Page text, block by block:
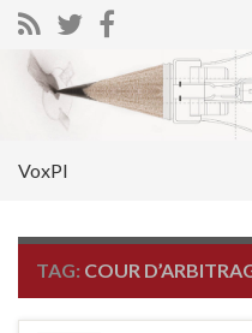
Search for:
VoxPI
TAG: COUR